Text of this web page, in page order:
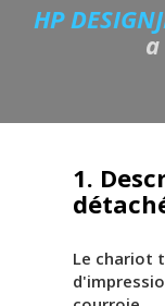
HP
1.
Le chariot